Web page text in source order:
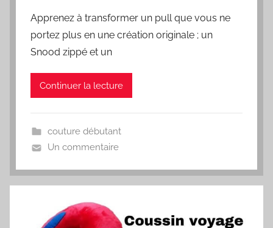
Apprenez à transformer un pull que vous ne
portez plus en une création originale ; un
Snood zippé et un
Continuer la lecture
couture débutant
Un commentaire